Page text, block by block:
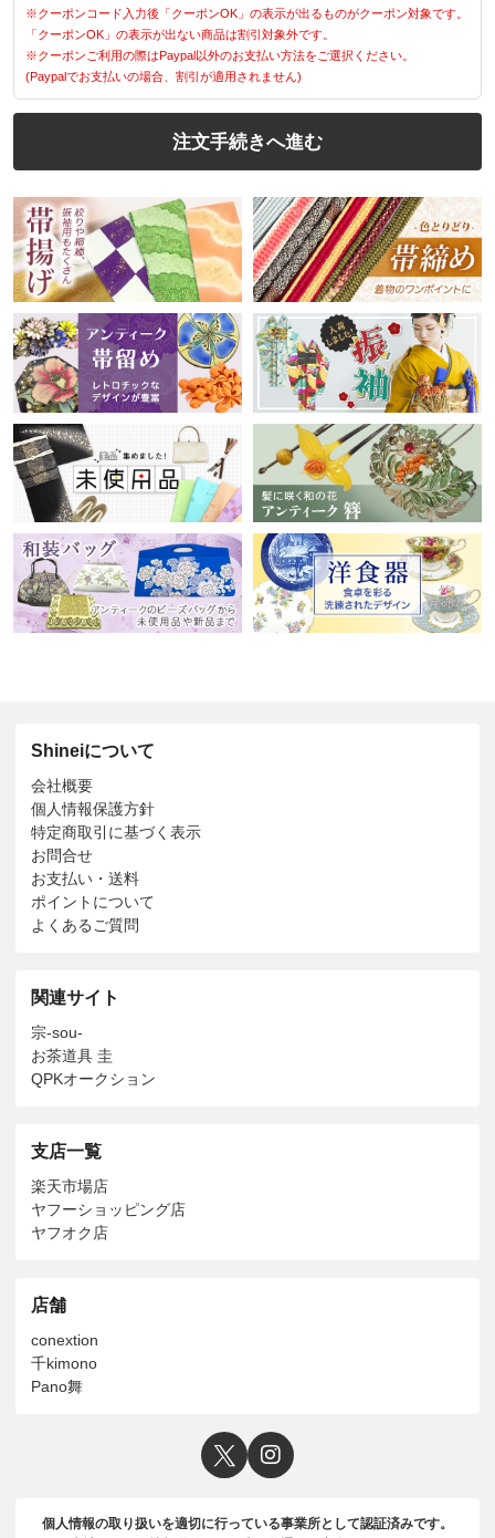
※クーポンコード入力後「クーポンOK」の表示が出るものがクーポン対象です。
「クーポンOK」の表示が出ない商品は割引対象外です。
※クーポンご利用の際はPaypal以外のお支払い方法をご選択ください。
(Paypalでお支払いの場合、割引が適用されません)
注文手続きへ進む
Shineiについて
会社概要
個人情報保護方針
特定商取引に基づく表示
お問合せ
お支払い・送料
ポイントについて
よくあるご質問
関連サイト
宗-sou-
お茶道具 圭
QPKオークション
支店一覧
楽天市場店
ヤフーショッピング店
ヤフオク店
店舗
conextion
千kimono
Pano舞
個人情報の取り扱いを適切に行っている事業所として認証済みです。